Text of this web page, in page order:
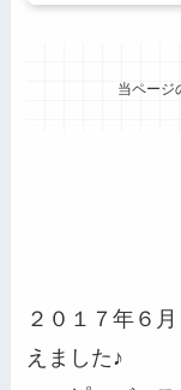
当ページ
２０１７年６
えました♪